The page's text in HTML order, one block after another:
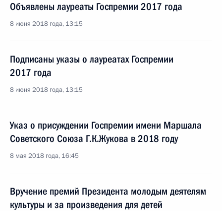
Объявлены лауреаты Госпремии 2017 года
8 июня 2018 года, 13:15
Подписаны указы о лауреатах Госпремии
2017 года
8 июня 2018 года, 13:15
Указ о присуждении Госпремии имени Маршала
Советского Союза Г.К.Жукова в 2018 году
8 мая 2018 года, 16:45
Вручение премий Президента молодым деятелям
культуры и за произведения для детей